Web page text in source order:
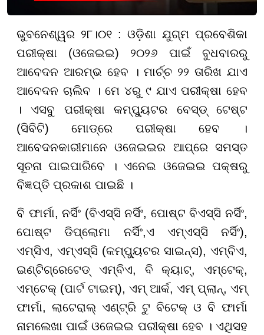
ଭୁବନେଶ୍ୱର ୨୮।୦୧ : ଓଡ଼ିଶା ଯୁଗ୍ମ ପ୍ରବେଶିକା
ପରୀକ୍ଷା (ଓଜେଇଇ) ୨୦୨୬ ପାଇଁ ବୁଧବାରରୁ
ଆବେଦନ ଆରମ୍ଭ ହେବ । ମାର୍ଚ୍ଚ ୨୨ ତାରିଖ ଯାଏ
ଆବେଦନ ଚାଲିବ । ମେ ୪ରୁ ୯ ଯାଏ ପରୀକ୍ଷା ହେବ
। ଏସବୁ ପରୀକ୍ଷା କମ୍ପ୍ୟୁଟର ବେସ୍ଡ୍ ଟେଷ୍ଟ
(ସିବିଟି) ମୋଡ୍ରେ ପରୀକ୍ଷା ହେବ ।
ଆବେଦନକାରୀମାନେ ଓଜେଇଇର ଆପ୍ରେ ସମସ୍ତ
ସୂଚନା ପାଇପାରିବେ । ଏନେଇ ଓଜେଇଇ ପକ୍ଷରୁ
ବିଜ୍ଞପ୍ତି ପ୍ରକାଶ ପାଇଛି ।
ବି ଫାର୍ମା, ନର୍ସିଂ (ବିଏସ୍ସି ନର୍ସିଂ, ପୋଷ୍ଟ ବିଏସ୍ସି ନର୍ସିଂ,
ପୋଷ୍ଟ ଡିପ୍ଲୋମା ନର୍ସିଂ,ଏ ଏମ୍ଏସ୍ସି ନର୍ସିଂ),
ଏମ୍ସିଏ, ଏମ୍ଏସ୍ସି (କମ୍ପ୍ୟୁଟର ସାଇନ୍ସ), ଏମ୍ବିଏ,
ଇଣ୍ଟିଗ୍ରେଟେଡ୍ ଏମ୍ବିଏ, ବି କ୍ୟାଟ୍, ଏମ୍ଟେକ୍,
ଏମ୍ଟେକ୍ (ପାର୍ଟ ଟାଇମ୍), ଏମ୍ ଆର୍କ, ଏମ୍ ପ୍ଲାନ୍, ଏମ୍
ଫାର୍ମା, ଲାଟେରାଲ୍ ଏଣ୍ଟ୍ରି ଟୁ ବିଟେକ୍ ଓ ବି ଫାର୍ମା
ନାମଲେଖା ପାଇଁ ଓଜେଇଇ ପରୀକ୍ଷା ହେବ । ଏଥିସହ